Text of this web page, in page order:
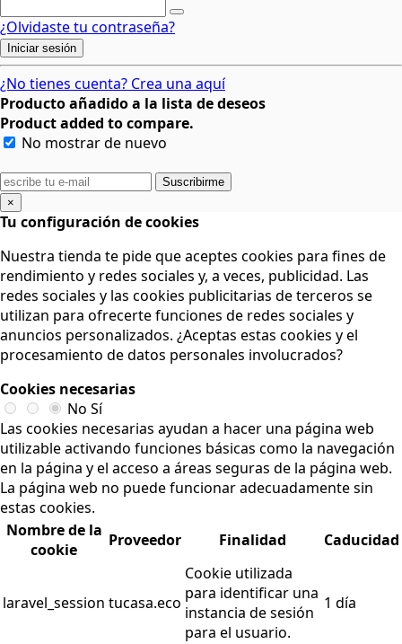
¿Olvidaste tu contraseña?
Iniciar sesión
¿No tienes cuenta? Crea una aquí
Producto añadido a la lista de deseos
Product added to compare.
No mostrar de nuevo
Suscribirme
×
Tu configuración de cookies
Nuestra tienda te pide que aceptes cookies para fines de
rendimiento y redes sociales y, a veces, publicidad. Las
redes sociales y las cookies publicitarias de terceros se
utilizan para ofrecerte funciones de redes sociales y
anuncios personalizados. ¿Aceptas estas cookies y el
procesamiento de datos personales involucrados?
Cookies necesarias
No Sí
Las cookies necesarias ayudan a hacer una página web
utilizable activando funciones básicas como la navegación
en la página y el acceso a áreas seguras de la página web.
La página web no puede funcionar adecuadamente sin
estas cookies.
Nombre de la
cookie
Proveedor Finalidad Caducidad
laravel_session tucasa.eco
Cookie utilizada
para identificar una
instancia de sesión
para el usuario.
1 día